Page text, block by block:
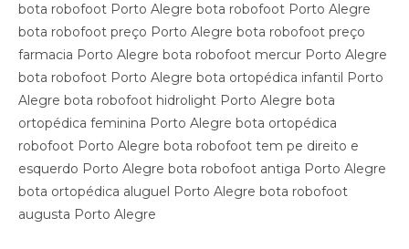
bota robofoot Porto Alegre bota robofoot Porto Alegre
bota robofoot preço Porto Alegre bota robofoot preço
farmacia Porto Alegre bota robofoot mercur Porto Alegre
bota robofoot Porto Alegre bota ortopédica infantil Porto
Alegre bota robofoot hidrolight Porto Alegre bota
ortopédica feminina Porto Alegre bota ortopédica
robofoot Porto Alegre bota robofoot tem pe direito e
esquerdo Porto Alegre bota robofoot antiga Porto Alegre
bota ortopédica aluguel Porto Alegre bota robofoot
augusta Porto Alegre